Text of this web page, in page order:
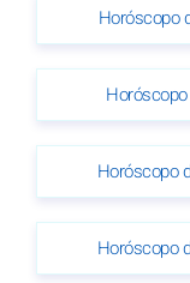
Horóscopo
Horóscopo
Horóscopo